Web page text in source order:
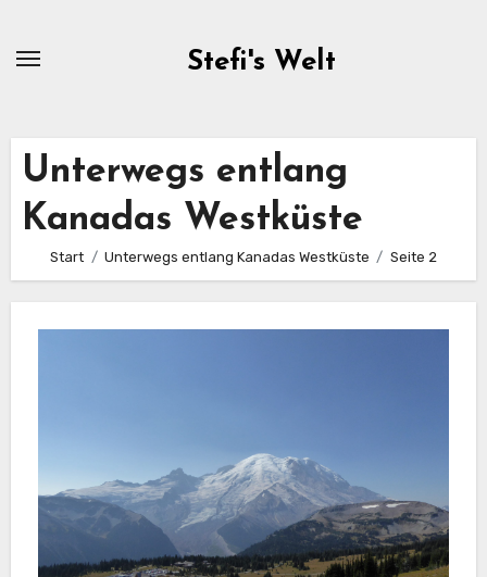
Stefi's Welt
Unterwegs entlang
Kanadas Westküste
Start Unterwegs entlang Kanadas Westküste Seite 2